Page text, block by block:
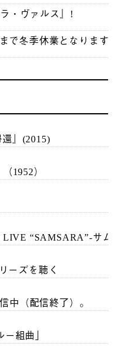
・ヴァルス』!
で冬季休業となります
』(2015)
1952）
LIVE “SAMSARA”-サ
ーズを聴く
中（配信終了）。
組曲」